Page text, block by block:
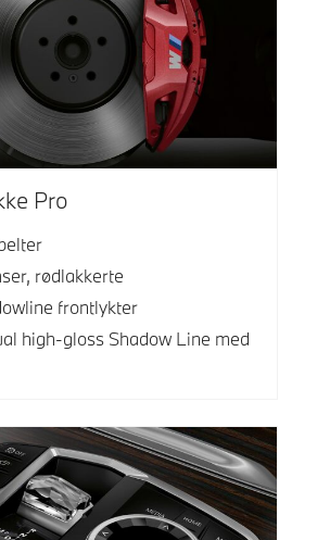
Pro
rødlakkerte
frontlykter
high-gloss Shadow Line med